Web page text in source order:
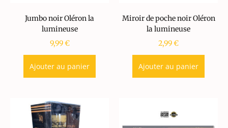
Jumbo noir Oléron la
lumineuse
9,99€
Ajouter au panier
Miroir de poche noir Oléron
la lumineuse
2,99€
Ajouter au panier